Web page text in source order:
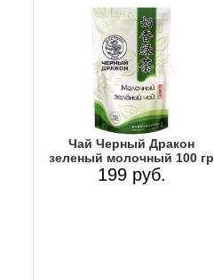
Чай Черный Дракон
зеленый молочный 100 гр
199 руб.